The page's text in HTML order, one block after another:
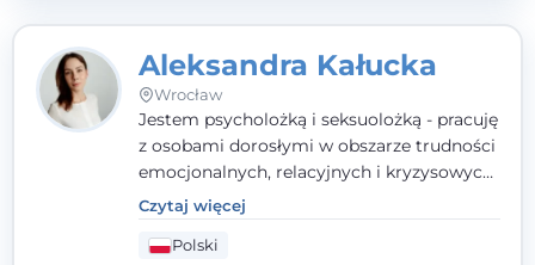
Aleksandra Kałucka
Wrocław
Jestem psycholożką i seksuolożką - pracuję
z osobami dorosłymi w obszarze trudności
emocjonalnych, relacyjnych i kryzysowych,
w tym z osobami po doświadczeniach
przemocy. Ukończyłam psychologię
kliniczną oraz studia podyplomowe z
Czytaj więcej
Polski